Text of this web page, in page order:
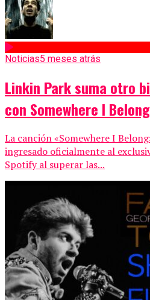
Noticias5 meses atrás
Linkin Park suma otro
con Somewhere I Belong
La canción «Somewhere I
ingresado oficialmente al
Spotify al superar las...